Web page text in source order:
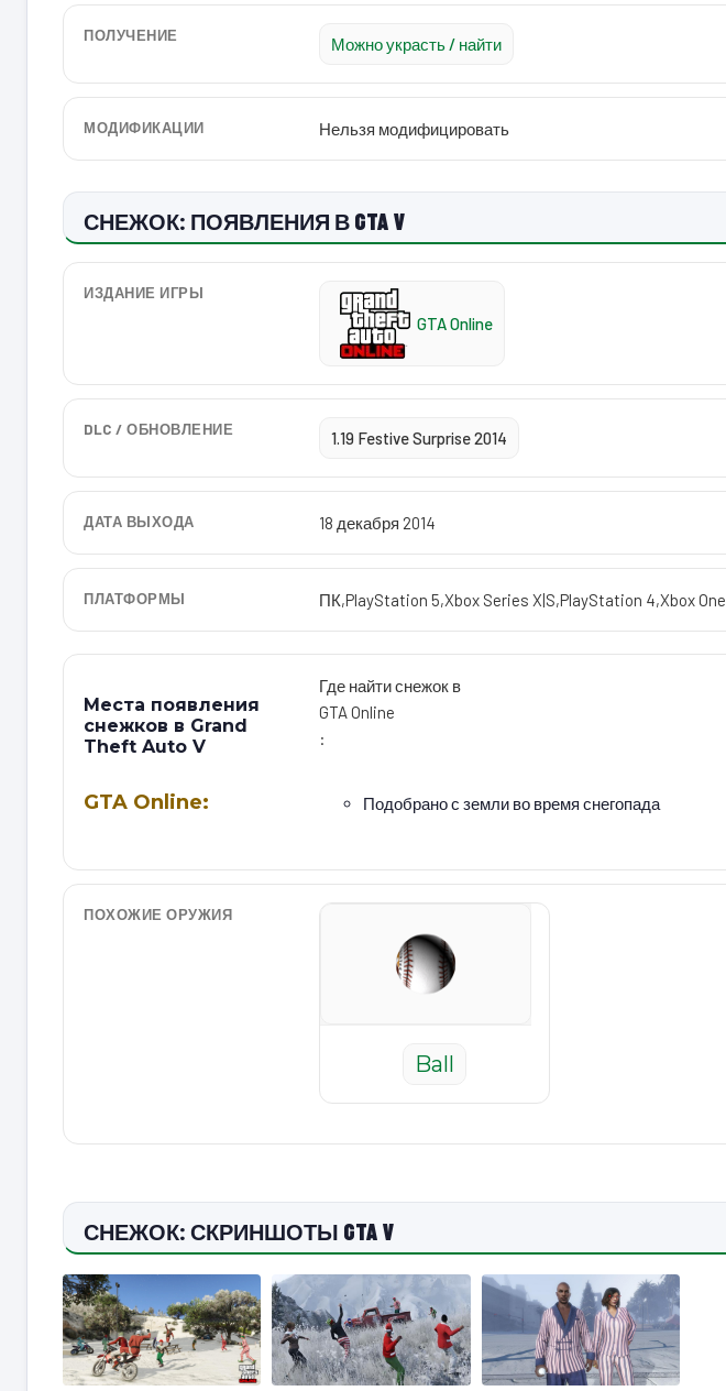
ПОЛУЧЕНИЕ Можно украсть / найти
МОДИФИКАЦИИ Нельзя модифицировать
СНЕЖОК: ПОЯВЛЕНИЯ В GTA V
ИЗДАНИЕ ИГРЫ
GTA Online
DLC / ОБНОВЛЕНИЕ 1.19 Festive Surprise 2014
ДАТА ВЫХОДА 18 декабря 2014
ПЛАТФОРМЫ ПК,PlayStation 5,Xbox Series X|S,PlayStation 4,Xbox One
Места появления
снежков в Grand
Theft Auto V
Где найти снежок в
GTA Online
:
GTA Online: Подобрано с земли во время снегопада
ПОХОЖИЕ ОРУЖИЯ
Ball
СНЕЖОК: СКРИНШОТЫ GTA V